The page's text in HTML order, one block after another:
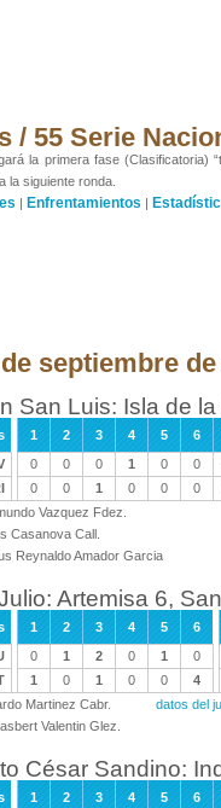
/ 55 Serie
la primera fase (Clasificatoria)
la siguiente ronda.
| Enfrentamientos |
septiembre de
San Luis: Isla de
1 2 3 4 5 6
0 0 0 1 0 0
0 0 1 0 0 0
Vazquez Fdez.
Casanova Call.
Reynaldo Amador Garcia
Artemisa 6,
1 2 3 4 5 6
0 1 2 0 1 0
1 0 1 0 0 4
datos del
Martinez Cabr.
Valentin Glez.
César Sandino:
1 2 3 4 5 6